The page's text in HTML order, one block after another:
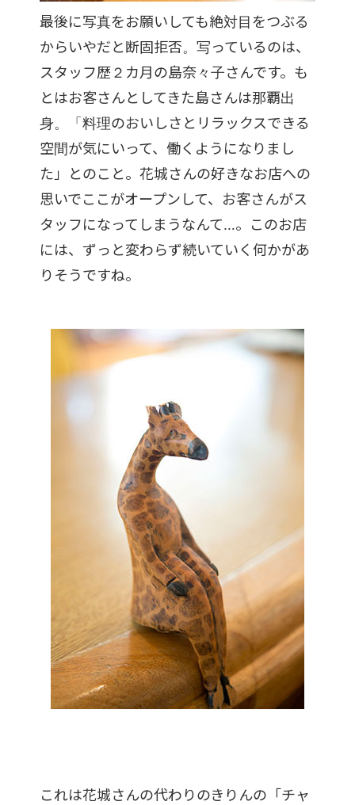
最後に写真をお願いしても絶対目をつぶる
からいやだと断固拒否。写っているのは、
スタッフ歴２カ月の島奈々子さんです。も
とはお客さんとしてきた島さんは那覇出
身。「料理のおいしさとリラックスできる
空間が気にいって、働くようになりまし
た」とのこと。花城さんの好きなお店への
思いでここがオープンして、お客さんがス
タッフになってしまうなんて…。このお店
には、ずっと変わらず続いていく何かがあ
りそうですね。
これは花城さんの代わりのきりんの「チャ